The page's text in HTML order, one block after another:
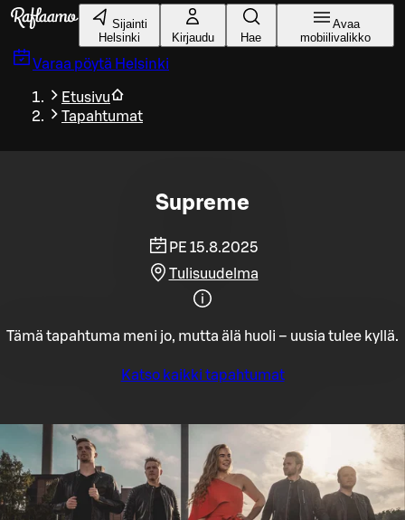
Siirry pääsisältöön
Sijainti
Helsinki
Kirjaudu Hae
Avaa
mobiilivalikko
Varaa pöytä Helsinki
Etusivu
Tapahtumat
Supreme
PE 15.8.2025
Tulisuudelma
Tämä tapahtuma meni jo, mutta älä huoli – uusia tulee kyllä.
Katso kaikki tapahtumat